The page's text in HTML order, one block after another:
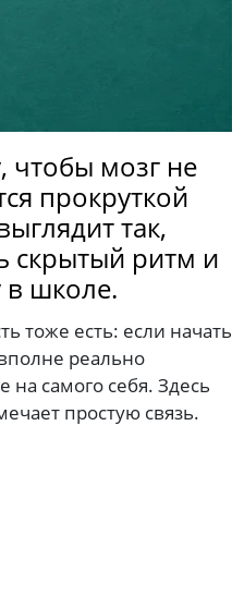
чтобы мозг не
прокруткой
так,
скрытый ритм и
в школе.
тоже есть: если начать
реально
на самого себя. Здесь
простую связь.